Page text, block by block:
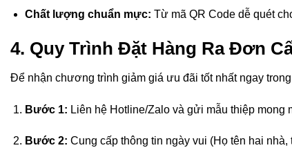
Chất lượng chuẩn mực: Từ mã QR Code dễ quét
4. Quy Trình Đặt Hàng Ra Đơn
Để nhận chương trình giảm giá ưu đãi tốt nhất ngay
Bước 1: Liên hệ Hotline/Zalo và gửi mẫu thiệp mong
Bước 2: Cung cấp thông tin ngày vui (Họ tên hai